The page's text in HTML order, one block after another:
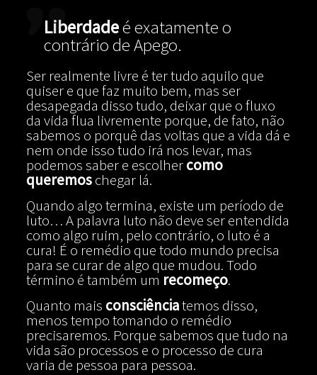
Liberdadeé exatamente o
contrário de Apego.
Ser realmente livre é ter tudo aquilo que
quiser e que faz muito bem, mas ser
desapegada disso tudo, deixar que o fluxo
da vida flua livremente porque, de fato, não
sabemos o porquê das voltas que a vida dá e
nem onde isso tudo irá nos levar, mas
podemos saber e escolhercomo
queremoschegar lá.
Quando algo termina, existe um período de
luto… A palavra luto não deve ser entendida
como algo ruim, pelo contrário, o luto é a
cura! É o remédio que todo mundo precisa
para se curar de algo que mudou. Todo
término é também um recomeço.
Quanto mais consciênciatemos disso,
menos tempo tomando o remédio
precisaremos. Porque sabemos que tudo na
vida são processos e o processo de cura
varia de pessoa para pessoa.